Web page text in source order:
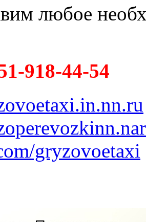
любое
918-44-54
gryzovoetaxi